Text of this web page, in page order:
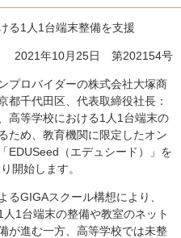
る1人1台端末整備を支援
2021年10月25日 第202154号
プロバイダーの株式会社大塚商
都千代田区、代表取締役社長：
高等学校における1人1台端末の
ため、教育機関に限定したオン
EDUSeed（エデュシード）」を
開始します。
るGIGAスクール構想により、
1台端末の整備や教室のネット
が進む一方、高等学校では未整